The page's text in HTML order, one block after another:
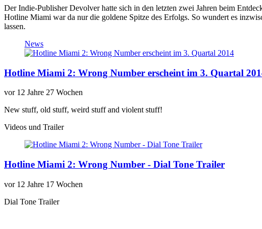
Der Indie-Publisher Devolver hatte sich in den letzten zwei Jahren beim
Hotline Miami war da nur die goldene Spitze des Erfolgs. So wundert es
lassen.
News
Hotline Miami 2: Wrong Number erscheint im 3. Quartal
vor 12 Jahre 27 Wochen
New stuff, old stuff, weird stuff and violent stuff!
Videos und Trailer
Hotline Miami 2: Wrong Number - Dial Tone Trailer
vor 12 Jahre 17 Wochen
Dial Tone Trailer